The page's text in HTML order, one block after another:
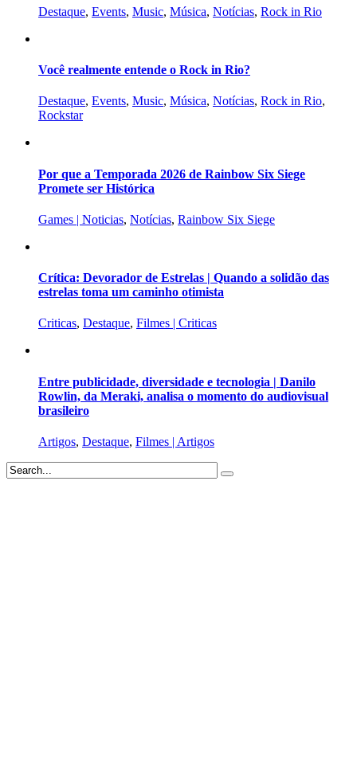
Destaque, Events, Music, Música, Notícias, Rock in Rio
Você realmente entende o Rock in Rio?
Destaque, Events, Music, Música, Notícias, Rock in Rio,
Rockstar
Por que a Temporada 2026 de Rainbow Six Siege
Promete ser Histórica
Games | Noticias, Notícias, Rainbow Six Siege
Crítica: Devorador de Estrelas | Quando a solidão das
estrelas toma um caminho otimista
Criticas, Destaque, Filmes | Criticas
Entre publicidade, diversidade e tecnologia | Danilo
Rowlin, da Meraki, analisa o momento do audiovisual
brasileiro
Artigos, Destaque, Filmes | Artigos